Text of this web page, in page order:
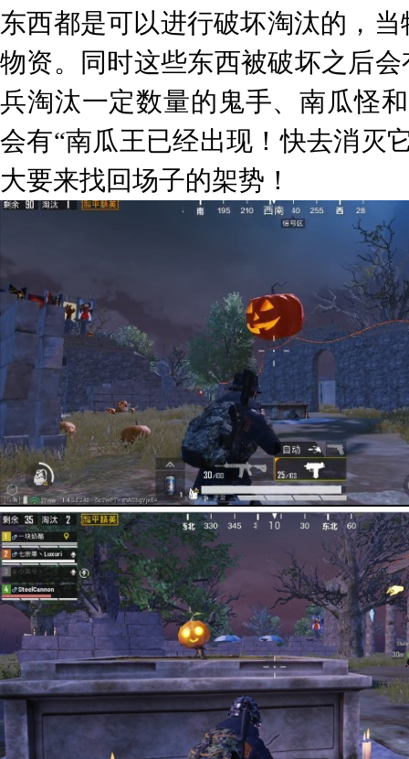
东西都是可以进行破坏淘汰的，
物资。同时这些东西被破坏之后
兵淘汰一定数量的鬼手、南瓜怪
会有“南瓜王已经出现！快去消灭
大要来找回场子的架势！